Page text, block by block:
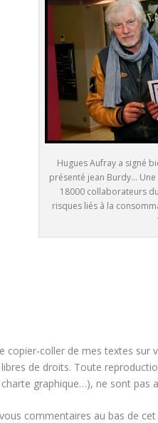
Hugues Aufray a signé
présenté jean Burdy...
18000 collaborateurs
risques liés à la
copier-coller de mes textes
de droits. Toute
graphique…), ne sont pas
commentaires au bas de